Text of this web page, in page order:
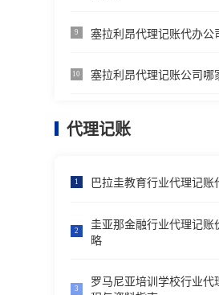
9 塞拉利昂代理记账代办公
10 塞拉利昂代理记账公司哪
代理记账
1 巴拉圭教育行业代理记账
2
圭亚那金融行业代理记账
略
3
罗马尼亚培训学校行业代